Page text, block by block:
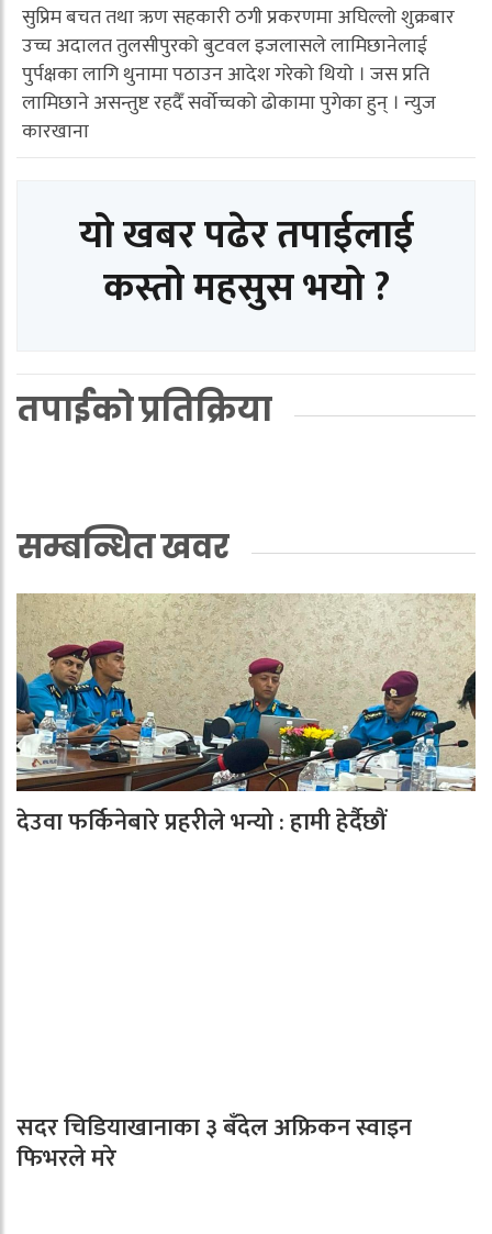
सुप्रिम बचत तथा ऋण सहकारी ठगी प्रकरणमा अघिल्लो शुक्रबार
उच्च अदालत तुलसीपुरको बुटवल इजलासले लामिछानेलाई
पुर्पक्षका लागि थुनामा पठाउन आदेश गरेको थियो । जस प्रति
लामिछाने असन्तुष्ट रहदैँ सर्वोच्चको ढोकामा पुगेका हुन् । न्युज
कारखाना
यो खबर पढेर तपाईलाई
कस्तो महसुस भयो ?
तपाईको प्रतिक्रिया
सम्बन्धित खवर
देउवा फर्किनेबारे प्रहरीले भन्यो : हामी हेर्दैछौं
सदर चिडियाखानाका ३ बँदेल अफ्रिकन स्वाइन
फिभरले मरे